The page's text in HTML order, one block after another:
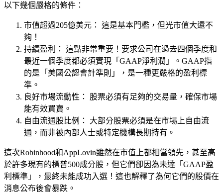
以下幾個嚴格的條件：
市值超過205億美元： 這是基本門檻，但光市值大還不
夠！
持續盈利： 這點非常重要！要求公司在過去四個季度和
最近一個季度都必須實現「GAAP淨利潤」
。GAAP指
的是「美國公認會計準則」，是一種更嚴格的盈利標
準。
良好市場流動性：
股票必須有足夠的交易量，確保市場
能有效買賣。
自由流通股比例：
大部分股票必須是在市場上自由流
通，而非被內部人士或特定機構長期持有。
這次Robinhood和AppLovin雖然在市值上都相當領先，甚至高
於許多現有的標普500成分股，但它們卻因為未達「GAAP盈
利標準」
，最終未能成功入選！這也解釋了為何它們的股價在
消息公布後會暴跌。